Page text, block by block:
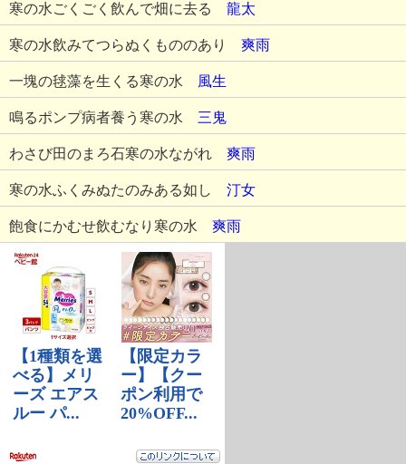
寒の水ごくごく飲んで畑に去る 龍太
寒の水飲みてつらぬくもののあり 爽雨
一塊の毬藻を生くる寒の水 風生
鳴るポンプ病者養う寒の水 三鬼
わさび田のまろ石寒の水ながれ 爽雨
寒の水ふくみぬたのみある如し 汀女
飽食にかむせ飲むなり寒の水 爽雨